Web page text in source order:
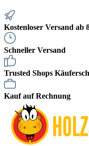
Kostenloser Versand ab
Schneller Versand
Trusted Shops
Kauf auf Rechnung